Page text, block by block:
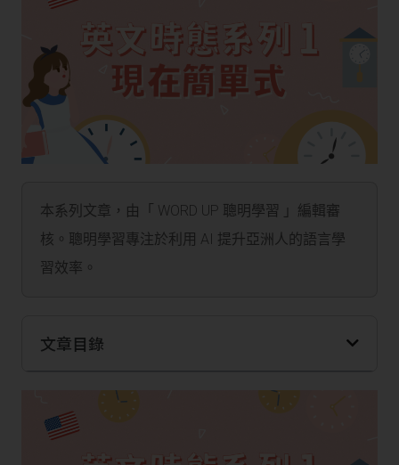
本系列文章，由「 WORD UP 聰明學習 」編輯審
核。聰明學習專注於利用 AI 提升亞洲人的語言學
習效率。
文章目錄